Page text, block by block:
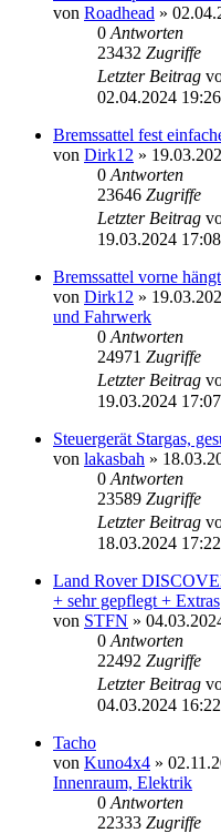
von Roadhead »
0 Antworten
23432 Zugriffe
Letzter Beitrag
02.04.2024 19:26
Bremssattel fest
von Dirk12 »
0 Antworten
23646 Zugriffe
Letzter Beitrag
19.03.2024 17:08
Bremssattel vorne
von Dirk12 »
und Fahrwerk
0 Antworten
24971 Zugriffe
Letzter Beitrag
19.03.2024 17:07
Steuergerät Stargas,
von lakasbah »
0 Antworten
23589 Zugriffe
Letzter Beitrag
18.03.2024 17:22
Land Rover
+ sehr gepflegt + Extras
von STFN »
0 Antworten
22492 Zugriffe
Letzter Beitrag
04.03.2024 16:22
Tacho
von Kuno4x4 »
Innenraum, Elektrik
0 Antworten
22333 Zugriffe